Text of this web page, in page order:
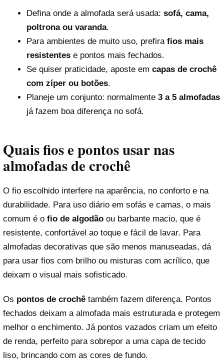
Defina onde a almofada será usada: sofá, cama,
poltrona ou varanda.
Para ambientes de muito uso, prefira fios mais
resistentese pontos mais fechados.
Se quiser praticidade, aposte em capas de crochê
com zíper ou botões.
Planeje um conjunto: normalmente 3 a 5 almofadas
já fazem boa diferença no sofá.
Quais fios e pontos usar nas
almofadas de crochê
O fio escolhido interfere na aparência, no conforto e na
durabilidade. Para uso diário em sofás e camas, o mais
comum é o fio de algodão ou barbante macio, que é
resistente, confortável ao toque e fácil de lavar. Para
almofadas decorativas que são menos manuseadas, dá
para usar fios com brilho ou misturas com acrílico, que
deixam o visual mais sofisticado.
Os pontos de crochê também fazem diferença. Pontos
fechados deixam a almofada mais estruturada e protegem
melhor o enchimento. Já pontos vazados criam um efeito
de renda, perfeito para sobrepor a uma capa de tecido
liso, brincando com as cores de fundo.